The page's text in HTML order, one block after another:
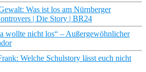
Was ist los am Nürnberger
| Die Story | BR24
wollte nicht los“ – Außergewöhnlicher
Welche Schulstory lässt euch nicht